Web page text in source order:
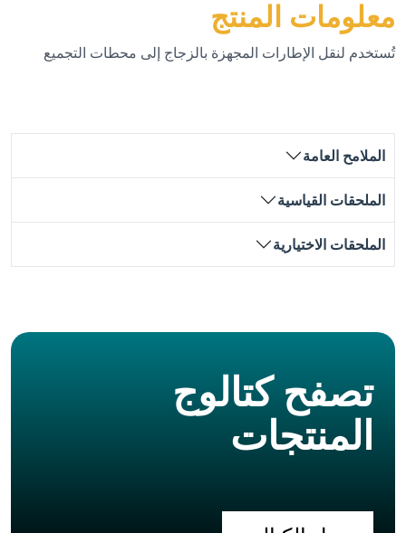
معلومات المنتج
تُستخدم لنقل الإطارات المجهزة بالزجاج إلى محطات التجميع
الملامح العامة
الملحقات القياسية
الملحقات الاختيارية
تصفح كتالوج
المنتجات